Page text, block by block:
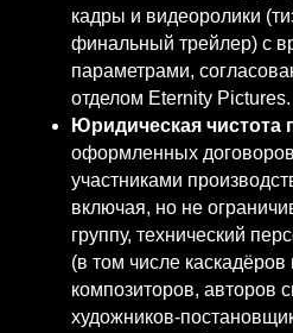
кадры и видеоролики
финальный трейлер) с
параметрами,
отделом Eternity Pictures.
Юридическая чистота
оформленных
участниками
включая, но не
группу, технический
(в том числе каскадёров
композиторов, авторов
художников-